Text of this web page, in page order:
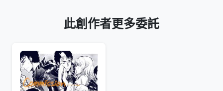
此創作者更多委託